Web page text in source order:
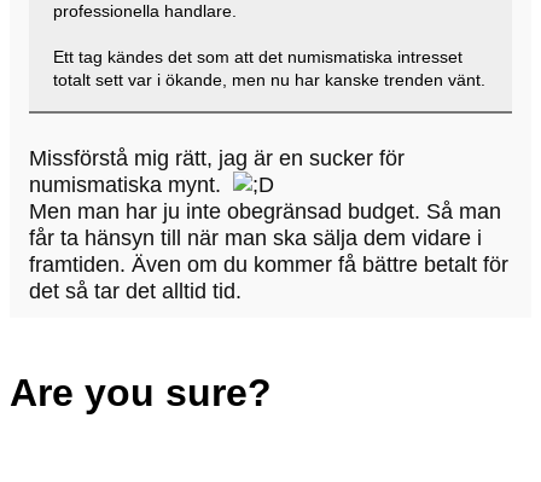
professionella handlare.
Ett tag kändes det som att det numismatiska intresset
totalt sett var i ökande, men nu har kanske trenden vänt.
Missförstå mig rätt, jag är en sucker för
numismatiska mynt.
Men man har ju inte obegränsad budget. Så man
får ta hänsyn till när man ska sälja dem vidare i
framtiden. Även om du kommer få bättre betalt för
det så tar det alltid tid.
Are you sure?